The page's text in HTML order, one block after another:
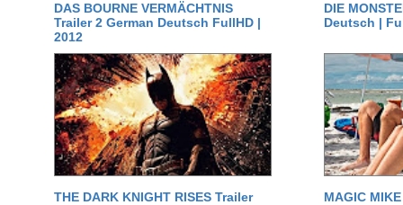
DAS BOURNE VERMÄCHTNIS
Trailer 2 German Deutsch FullHD |
2012
DIE
Deutsch |
THE DARK KNIGHT RISES Trailer
MAGIC